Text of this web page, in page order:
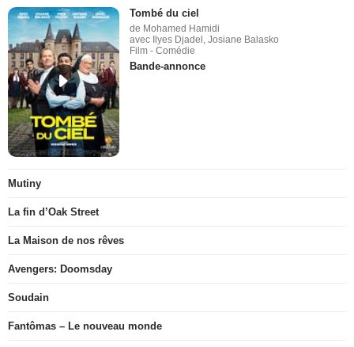
Tombé du ciel
de Mohamed Hamidi
avec Ilyes Djadel, Josiane Balasko
Film - Comédie
Bande-annonce
Mutiny
La fin d’Oak Street
La Maison de nos rêves
Avengers: Doomsday
Soudain
Fantômas – Le nouveau monde